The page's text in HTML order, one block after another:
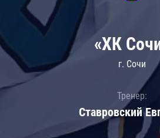
«ХК
г. Сочи
Тренер:
Ставровский